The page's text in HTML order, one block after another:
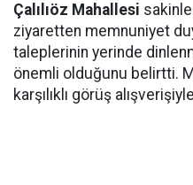
Çalılıöz Mahallesi
ziyaretten memnuniyet
taleplerinin yerinde
önemli olduğunu belirtti.
karşılıklı görüş